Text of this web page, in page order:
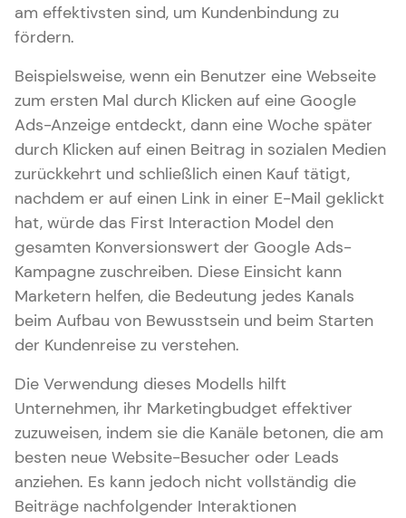
am effektivsten sind, um Kundenbindung zu
fördern.
Beispielsweise, wenn ein Benutzer eine Webseite
zum ersten Mal durch Klicken auf eine Google
Ads-Anzeige entdeckt, dann eine Woche später
durch Klicken auf einen Beitrag in sozialen Medien
zurückkehrt und schließlich einen Kauf tätigt,
nachdem er auf einen Link in einer E-Mail geklickt
hat, würde das First Interaction Model den
gesamten Konversionswert der Google Ads-
Kampagne zuschreiben. Diese Einsicht kann
Marketern helfen, die Bedeutung jedes Kanals
beim Aufbau von Bewusstsein und beim Starten
der Kundenreise zu verstehen.
Die Verwendung dieses Modells hilft
Unternehmen, ihr Marketingbudget effektiver
zuzuweisen, indem sie die Kanäle betonen, die am
besten neue Website-Besucher oder Leads
anziehen. Es kann jedoch nicht vollständig die
Beiträge nachfolgender Interaktionen